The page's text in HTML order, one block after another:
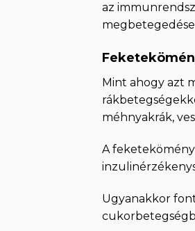
az
Mint ahogy azt
méhnyakrák,
A feketekömény
Ugyanakkor